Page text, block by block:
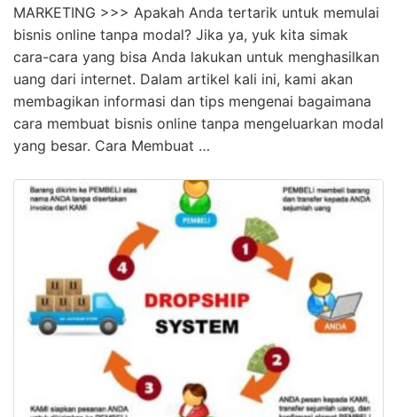
MARKETING >>> Apakah Anda tertarik untuk memulai
bisnis online tanpa modal? Jika ya, yuk kita simak
cara-cara yang bisa Anda lakukan untuk menghasilkan
uang dari internet. Dalam artikel kali ini, kami akan
membagikan informasi dan tips mengenai bagaimana
cara membuat bisnis online tanpa mengeluarkan modal
yang besar. Cara Membuat …